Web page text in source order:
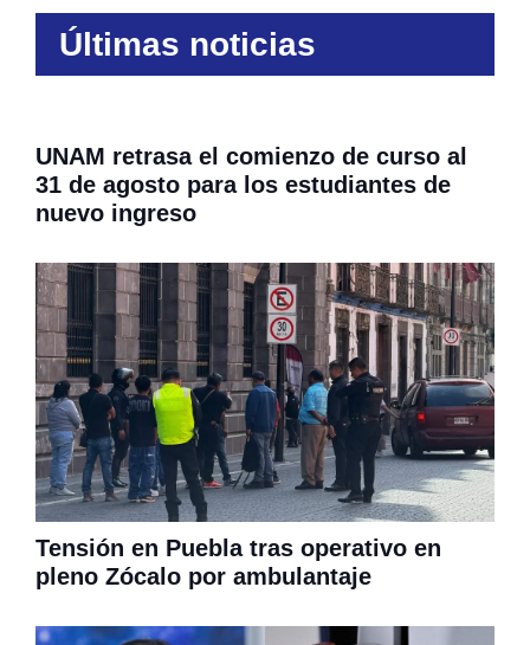
Últimas noticias
UNAM retrasa el comienzo de curso al
31 de agosto para los estudiantes de
nuevo ingreso
Tensión en Puebla tras operativo en
pleno Zócalo por ambulantaje